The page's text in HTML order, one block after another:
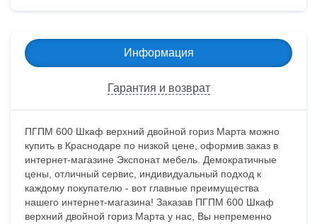
Информация
Гарантия и возврат
ПГПМ 600 Шкаф верхний двойной гориз Марта можно
купить в Краснодаре по низкой цене, оформив заказ в
интернет-магазине Экспонат мебель. Демократичные
цены, отличный сервис, индивидуальный подход к
каждому покупателю - вот главные преимущества
нашего интернет-магазина! Заказав ПГПМ 600 Шкаф
верхний двойной гориз Марта у нас, Вы непременно